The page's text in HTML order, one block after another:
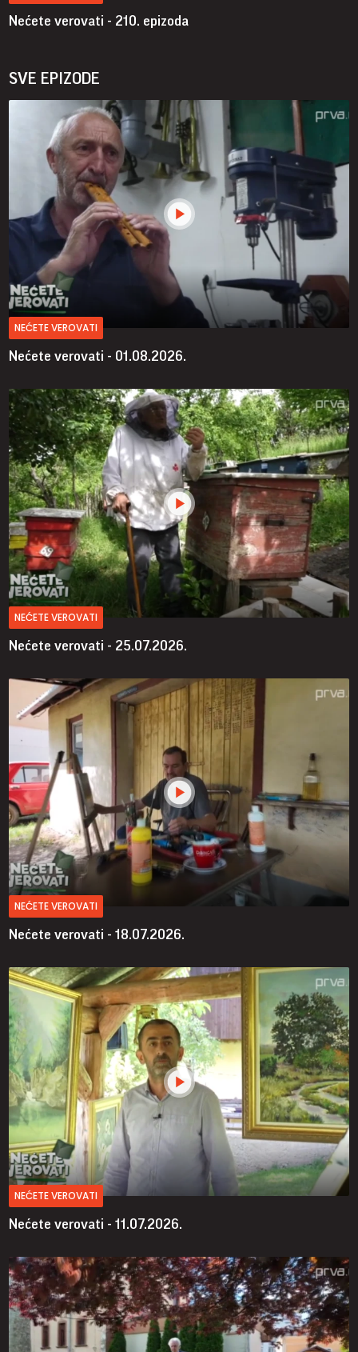
Nećete verovati - 210. epizoda
SVE EPIZODE
NEĆETE VEROVATI
Nećete verovati - 01.08.2026.
NEĆETE VEROVATI
Nećete verovati - 25.07.2026.
NEĆETE VEROVATI
Nećete verovati - 18.07.2026.
NEĆETE VEROVATI
Nećete verovati - 11.07.2026.